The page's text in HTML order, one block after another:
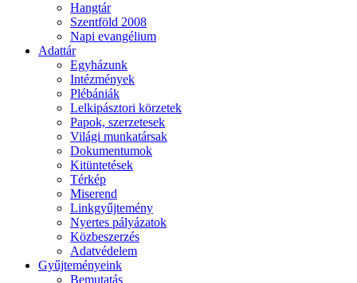
Hangtár
Szentföld 2008
Napi evangélium
Adattár
Egyházunk
Intézmények
Plébániák
Lelkipásztori körzetek
Papok, szerzetesek
Világi munkatársak
Dokumentumok
Kitüntetések
Térkép
Miserend
Linkgyűjtemény
Nyertes pályázatok
Közbeszerzés
Adatvédelem
Gyűjteményeink
Bemutatás